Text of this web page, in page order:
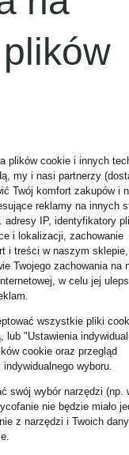
plików cookie i innych
my i nasi partnerzy
Twój komfort zakupów i
reklamy na innych
adresy IP, identyfikatory
i lokalizacji, zachowanie
i treści w naszym sklepie,
Twojego zachowania na
w celu jej
wszystkie pliki
lub "Ustawienia
cookie oraz przegląd
wyboru.
swój wybór narzędzi (np.
nie będzie miało
z narzędzi i Twoich
.